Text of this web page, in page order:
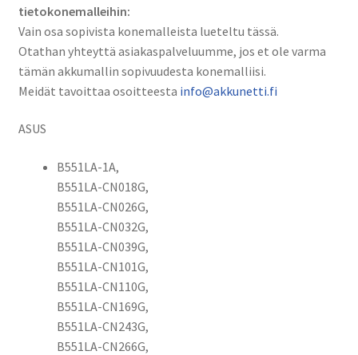
tietokonemalleihin:
Vain osa sopivista konemalleista lueteltu tässä.
Otathan yhteyttä asiakaspalveluumme, jos et ole varma
tämän akkumallin sopivuudesta konemalliisi.
Meidät tavoittaa osoitteesta info@akkunetti.fi
ASUS
B551LA-1A,
B551LA-CN018G,
B551LA-CN026G,
B551LA-CN032G,
B551LA-CN039G,
B551LA-CN101G,
B551LA-CN110G,
B551LA-CN169G,
B551LA-CN243G,
B551LA-CN266G,